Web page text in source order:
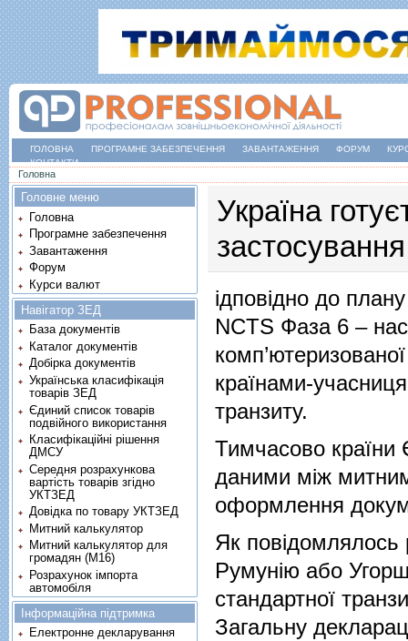
ГОЛОВНА ПРОГРАМНЕ ЗАБЕЗПЕЧЕННЯ ЗАВАНТАЖЕННЯ ФОРУМ
КОНТАКТИ
Ви є тут
Головна
Україна
ідповідно до
NCTS Фаза 6 –
країнами-
транзиту.
Тимчасово країни
даними між
оформлення
Як повідомлялось
Румунію або
стандартної
Загальну
Головне меню
Головна
Програмне забезпечення
Завантаження
Форум
Курси валют
Навігатор ЗЕД
База документів
Каталог документів
Добірка документів
Українська класифікація
товарів ЗЕД
Єдиний список товарів
подвійного використання
Класифікаційні рішення
ДМСУ
Середня розрахункова
вартість товарів згідно
УКТЗЕД
Довідка по товару УКТЗЕД
Митний калькулятор
Митний калькулятор для
громадян (М16)
Розрахунок імпорта
автомобіля
Інформаційна підтримка
Електронне декларування